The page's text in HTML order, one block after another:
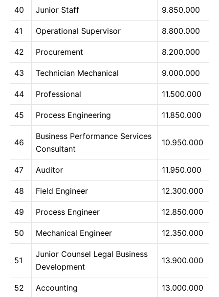
40 Junior Staff 9.850.000
41 Operational Supervisor 8.800.000
42 Procurement 8.200.000
43 Technician Mechanical 9.000.000
44 Professional 11.500.000
45 Process Engineering 11.850.000
46
Business Performance Services
Consultant
10.950.000
47 Auditor 11.950.000
48 Field Engineer 12.300.000
49 Process Engineer 12.850.000
50 Mechanical Engineer 12.350.000
51
Junior Counsel Legal Business
Development
13.900.000
52 Accounting 13.000.000